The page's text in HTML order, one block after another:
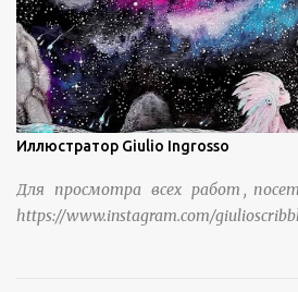
https://www.sohu.com/a/
Иллюстратор Giulio Ingrosso
Для просмотра всех работ ,
https://www.instagram.com/